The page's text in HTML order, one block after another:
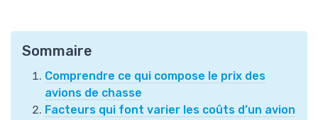
Sommaire
Comprendre ce qui compose le prix des
avions de chasse
Facteurs qui font varier les coûts d’un avion